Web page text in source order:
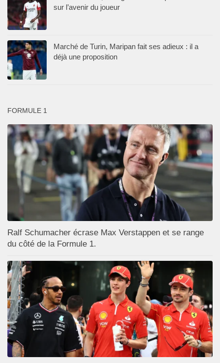
sur l’avenir du joueur
Marché de Turin, Maripan fait ses adieux : il a
déjà une proposition
FORMULE 1
Ralf Schumacher écrase Max Verstappen et se range
du côté de la Formule 1.